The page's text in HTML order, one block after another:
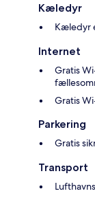
Kæledyr
Kæledyr
Internet
Gratis
Gratis
Parkering
Gratis
Transport